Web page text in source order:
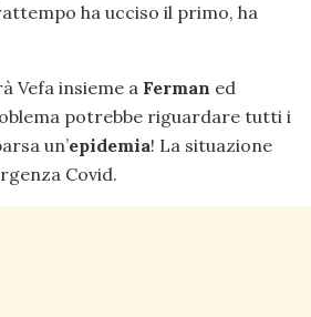
ha ucciso il primo, ha
Vefa insieme a Ferman ed
potrebbe riguardare tutti i
un’epidemia! La situazione
Covid.